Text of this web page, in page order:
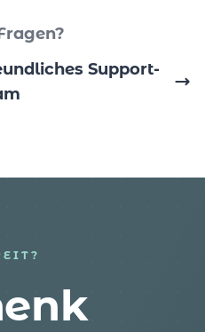
Support-